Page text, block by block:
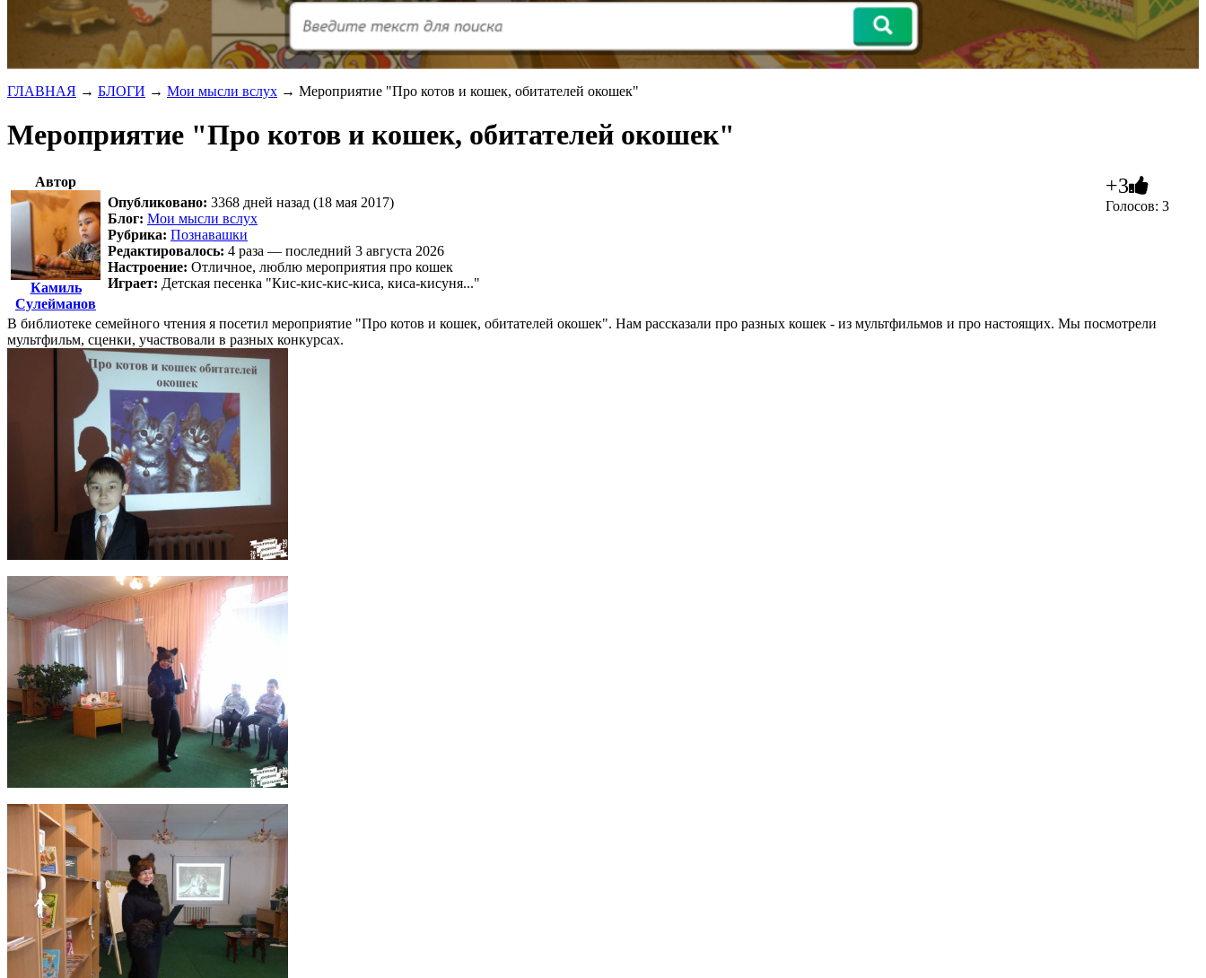
ГЛАВНАЯ → БЛОГИ → Мои мысли вслух → Мероприятие "Про котов и кошек, обитателей окошек"
Мероприятие "Про котов и кошек, обитателей окошек"
Автор
Камиль
Сулейманов
Опубликовано: 3368 дней назад (18 мая 2017)
Блог: Мои мысли вслух
Рубрика: Познавашки
Редактировалось: 4 раза — последний 3 августа 2026
Настроение: Отличное, люблю мероприятия про кошек
Играет: Детская песенка "Кис-кис-кис-киса, киса-кисуня..."
+3
Голосов: 3
В библиотеке семейного чтения я посетил мероприятие "Про котов и кошек, обитателей окошек". Нам рассказали про разных кошек - из мультфильмов и про настоящих. Мы посмотрели
мультфильм, сценки, участвовали в разных конкурсах.